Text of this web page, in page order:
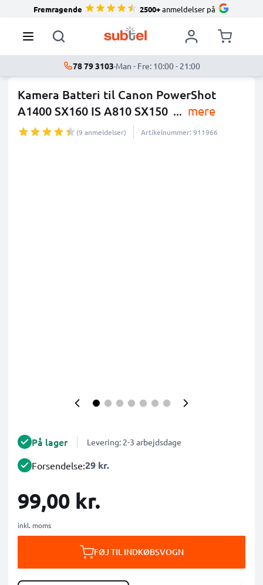
Fremragende 2500+anmeldelser på
78 79 3103·Man - Fre: 10:00 - 21:00
Kamera Batteri til Canon PowerShot
A1400 SX160 IS A810 SX150 ... mere
(9 anmeldelser) Artikelnummer: 911966
På lager Levering: 2-3 arbejdsdage
Forsendelse:29 kr.
99,00 kr.
inkl. moms
FØJ TIL INDKØBSVOGN